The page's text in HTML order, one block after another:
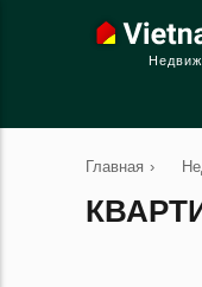
Главная ›